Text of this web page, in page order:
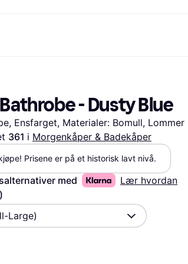
Klarna Saldo
priser
Mobil & Wearables
Barn & Familie
Kjøretøy & Mobilitet
Hage & Utemiljø
Kjøkkenapparater
Hvitevarer
Bøker, Filmer & Musikk
Alle
- Dusty Blue
Ensfarget, Materialer: Bomull, Lommer
361 i Morgenkåper & Badekåper
Prisene er på et historisk lavt nivå.
med
Lær hvordan
Large)